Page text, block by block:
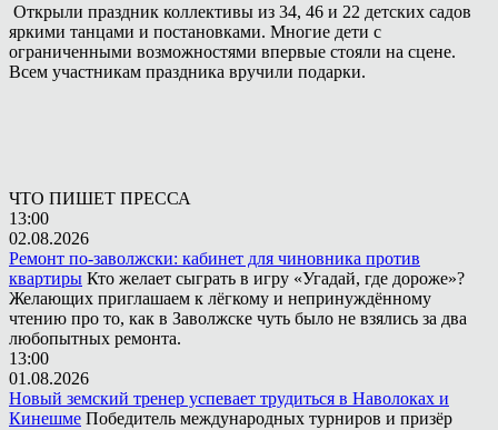
Открыли праздник коллективы из 34, 46 и 22 детских садов
яркими танцами и постановками. Многие дети с
ограниченными возможностями впервые стояли на сцене.
Всем участникам праздника вручили подарки.
ЧТО ПИШЕТ ПРЕССА
13:00
02.08.2026
Ремонт по-заволжски: кабинет для чиновника против
квартиры Кто желает сыграть в игру «Угадай, где дороже»?
Желающих приглашаем к лёгкому и непринуждённому
чтению про то, как в Заволжске чуть было не взялись за два
любопытных ремонта.
13:00
01.08.2026
Новый земский тренер успевает трудиться в Наволоках и
Кинешме Победитель международных турниров и призёр